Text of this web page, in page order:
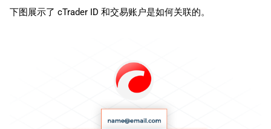
下图展示了 cTrader ID 和交易账户是如何关联的。